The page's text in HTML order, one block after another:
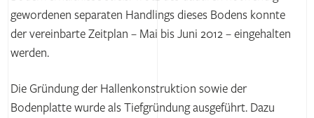
gewordenen separaten Handlings dieses Bodens konnte
der vereinbarte Zeitplan – Mai bis Juni 2012 – eingehalten
werden.
Die Gründung der Hallenkonstruktion sowie der
Bodenplatte wurde als Tiefgründung ausgeführt. Dazu